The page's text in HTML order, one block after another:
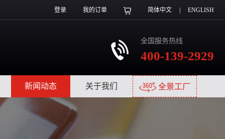
登录 我的订单 简体中文 ENGLISH
全国服务热线
400-139-2929
新闻动态 关于我们 全景工厂